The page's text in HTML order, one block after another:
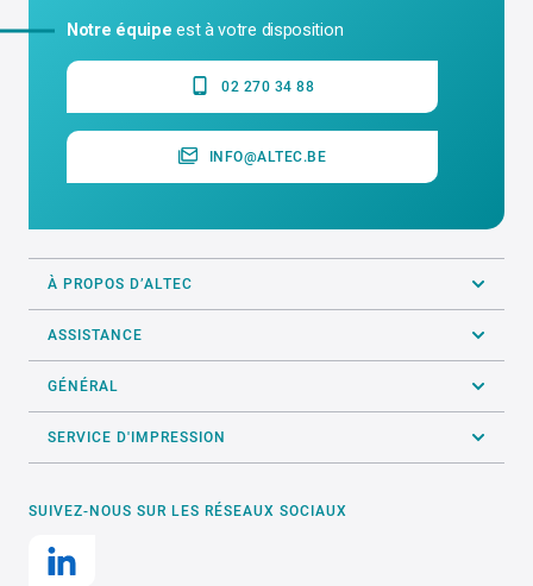
Notre équipe est à votre disposition
02 270 34 88
INFO@ALTEC.BE
À PROPOS D’ALTEC
ASSISTANCE
GÉNÉRAL
SERVICE D'IMPRESSION
SUIVEZ-NOUS SUR LES RÉSEAUX SOCIAUX